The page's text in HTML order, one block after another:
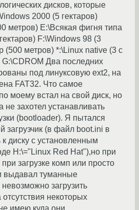
дисков, которые
2000 (5 гектаров)
метров) E:\Всякая фигня типа
F:\Windows 98 (3
(500 метров) *:\Linux native (3 с
G:\CDROM Два последних
под линуксовую ext2, на
FAT32. Что самое
моему встал на свой диск, но
не захотел устанавливать
(bootloader). Я пытался
загрузчик (в файл boot.ini в
к диску с установленным
H:\="Linux Red Hat"),но при
загрузке комп или просто
выдавал туманные
загрузить
некоторых